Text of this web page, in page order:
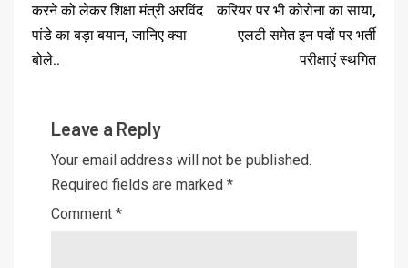
करने को लेकर शिक्षा मंत्री अरविंद
पांडे का बड़ा बयान, जानिए क्या
बोले..
करियर पर भी कोरोना का साया,
एलटी समेत इन पदों पर भर्ती
परीक्षाएं स्थगित
Leave a Reply
Your email address will not be published.
Required fields are marked *
Comment *